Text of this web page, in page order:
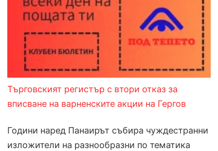
Търговският регистър с втори отказ за
вписване на варненските акции на Гергов
Години наред Панаирът събира чуждестранни
изложители на разнообразни по тематика